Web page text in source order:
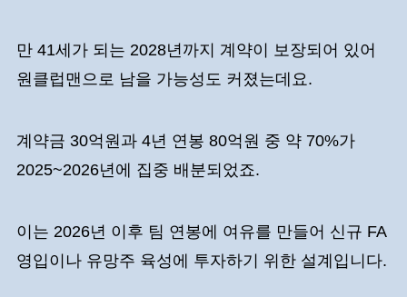
만 41세가 되는 2028년까지 계약이 보장되어 있어
원클럽맨으로 남을 가능성도 커졌는데요.
계약금 30억원과 4년 연봉 80억원 중 약 70%가
2025~2026년에 집중 배분되었죠.
이는 2026년 이후 팀 연봉에 여유를 만들어 신규 FA
영입이나 유망주 육성에 투자하기 위한 설계입니다.